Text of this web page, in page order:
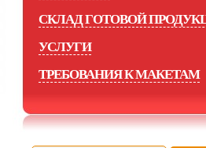
СКЛАД ГОТОВОЙ
УСЛУГИ
ТРЕБОВАНИЯ К МАКЕТАМ